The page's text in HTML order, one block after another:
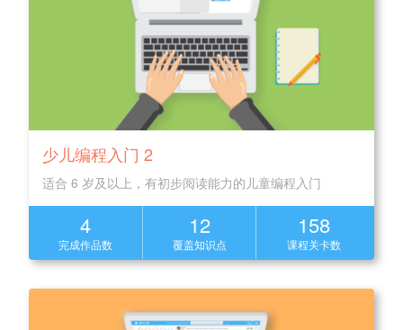
少儿编程入门 2
适合 6 岁及以上，有初步阅读能力的儿童编程入门
4
完成作品数
12
覆盖知识点
158
课程关卡数